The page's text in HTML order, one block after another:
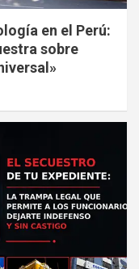
en el Perú:
sobre